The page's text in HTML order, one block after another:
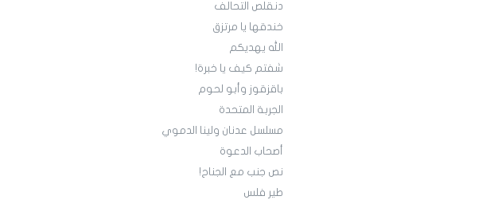
دنقلص التحالف
خندقها يا مرتزق
الله يهديكم
شفتم كيف يا خبرة!
باقزقوز وأبو لحوم
الجربة المتحدة
مسلسل عدنان ولينا الدموي
أصحاب الدعوة
نص جنب مع الجناح!
طير فلس